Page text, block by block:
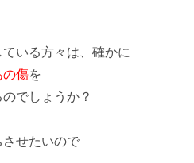
いる方々は、確かに
の傷を
のでしょうか？
させたいので